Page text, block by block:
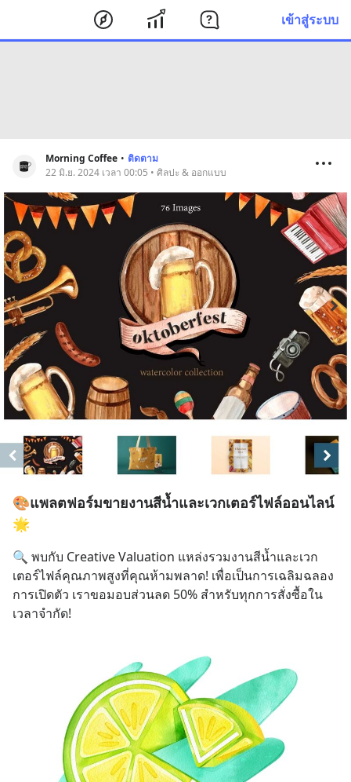
เข้าสู่ระบบ
Morning Coffee • ติดตาม
22 มิ.ย. 2024 เวลา 00:05 • ศิลปะ & ออกแบบ
🎨แพลตฟอร์มขายงานสีน้ำและเวกเตอร์ไฟล์ออนไลน์
🌟
🔍 พบกับ Creative Valuation แหล่งรวมงานสีน้ำและเวก
เตอร์ไฟล์คุณภาพสูงที่คุณห้ามพลาด! เพื่อเป็นการเฉลิมฉลอง
การเปิดตัว เราขอมอบส่วนลด 50% สำหรับทุกการสั่งซื้อใน
เวลาจำกัด!